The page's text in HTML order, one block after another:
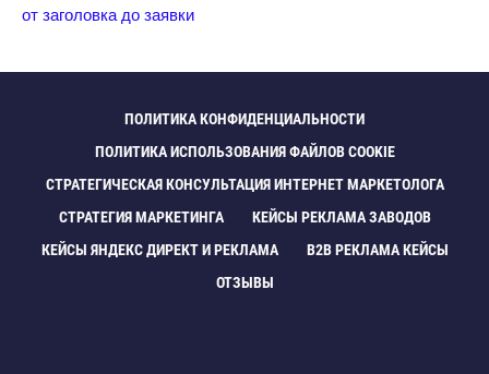
от заголовка до заявки
ПОЛИТИКА КОНФИДЕНЦИАЛЬНОСТИ
ПОЛИТИКА ИСПОЛЬЗОВАНИЯ ФАЙЛОВ COOKIE
СТРАТЕГИЧЕСКАЯ КОНСУЛЬТАЦИЯ ИНТЕРНЕТ МАРКЕТОЛОГА
СТРАТЕГИЯ МАРКЕТИНГА
КЕЙСЫ РЕКЛАМА ЗАВОДО
КЕЙСЫ ЯНДЕКС ДИРЕКТ И РЕКЛАМА
B2B РЕКЛАМА КЕЙСЫ
ОТЗЫВЫ